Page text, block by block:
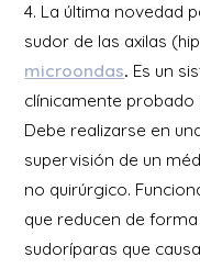
4. La última novedad
sudor de las axilas
microondas. Es un
clínicamente probado
Debe realizarse en
supervisión de un
no quirúrgico.
que reducen de
sudoríparas que